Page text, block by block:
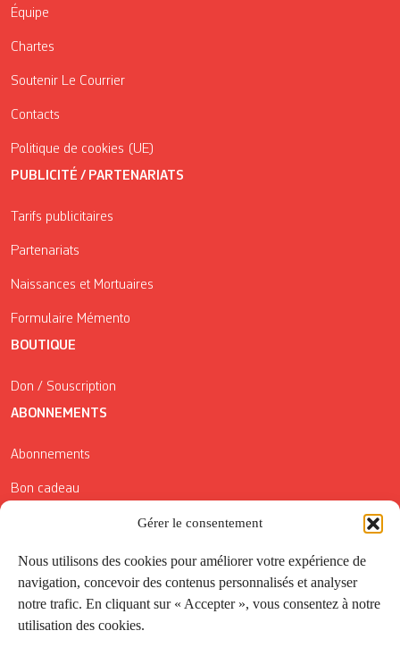
Gérer le consentement
Nous utilisons des cookies pour améliorer votre expérience de
navigation, concevoir des contenus personnalisés et analyser
notre trafic. En cliquant sur « Accepter », vous consentez à notre
utilisation des cookies.
Équipe
Chartes
Soutenir Le Courrier
Contacts
Politique de cookies (UE)
PUBLICITÉ / PARTENARIATS
Tarifs publicitaires
Partenariats
Naissances et Mortuaires
Formulaire Mémento
BOUTIQUE
Don / Souscription
ABONNEMENTS
Abonnements
Bon cadeau
Conditions générales de vente
Réductions de la Carte Côté Courrier
Application